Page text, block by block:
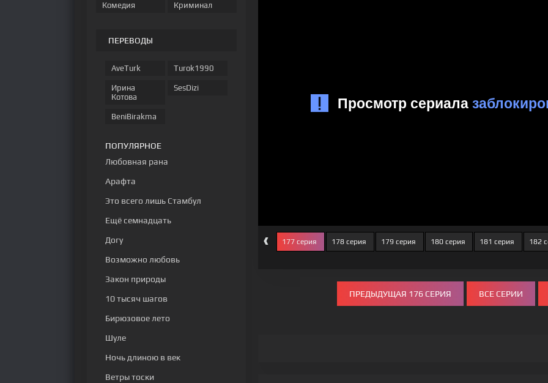
‹
173 серия 176 серия 177 серия 178 серия 179 серия 180 серия 181 серия 182
ПРЕДЫДУЩАЯ 176 СЕРИЯ ВСЕ СЕРИИ
Комедия Криминал
ПЕРЕВОДЫ
AveTurk
Ирина
Котова
BeniBirakma
Turok1990
SesDizi
ПОПУЛЯРНОЕ
Любовная рана
Арафта
Это всего лишь Стамбул
Ещё семнадцать
Догу
Возможно любовь
Закон природы
10 тысяч шагов
Бирюзовое лето
Шуле
Ночь длиною в век
Ветры тоски